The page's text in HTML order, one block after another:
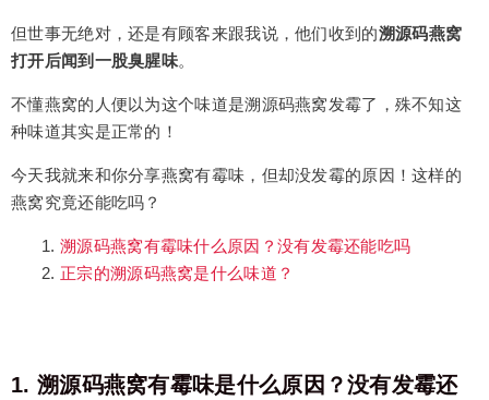
但世事无绝对，还是有顾客来跟我说，他们收到的溯源码燕窝
打开后闻到一股臭腥味。
不懂燕窝的人便以为这个味道是溯源码燕窝发霉了，殊不知这
种味道其实是正常的！
今天我就来和你分享燕窝有霉味，但却没发霉的原因！这样的
燕窝究竟还能吃吗？
溯源码燕窝有霉味什么原因？没有发霉还能吃吗
正宗的溯源码燕窝是什么味道？
1. 溯源码燕窝有霉味是什么原因？没有发霉还